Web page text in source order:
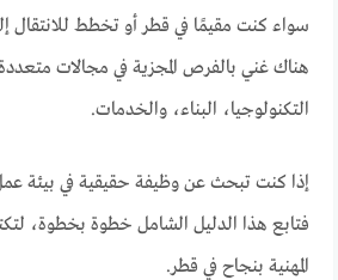
سواء كنت مقيمًا في قطر أو تخطط للانتقال
هناك غني بالفرص المجزية في مجالات
التكنولوجيا، البناء، والخدمات.
إذا كنت تبحث عن وظيفة حقيقية في بيئة
فتابع هذا الدليل الشامل خطوة بخطوة،
المهنية بنجاح في قطر.